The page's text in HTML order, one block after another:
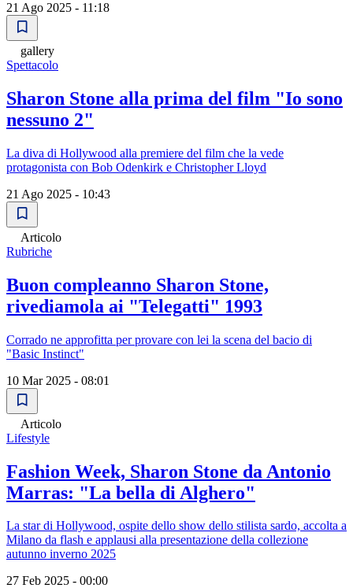
21 Ago 2025 - 11:18
gallery
Spettacolo
Sharon Stone alla prima del film "Io sono
nessuno 2"
La diva di Hollywood alla premiere del film che la vede
protagonista con Bob Odenkirk e Christopher Lloyd
21 Ago 2025 - 10:43
Articolo
Rubriche
Buon compleanno Sharon Stone,
rivediamola ai "Telegatti" 1993
Corrado ne approfitta per provare con lei la scena del bacio di
"Basic Instinct"
10 Mar 2025 - 08:01
Articolo
Lifestyle
Fashion Week, Sharon Stone da Antonio
Marras: "La bella di Alghero"
La star di Hollywood, ospite dello show dello stilista sardo, accolta a
Milano da flash e applausi alla presentazione della collezione
autunno inverno 2025
27 Feb 2025 - 00:00